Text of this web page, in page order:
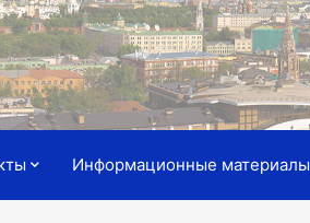
Информационные материалы